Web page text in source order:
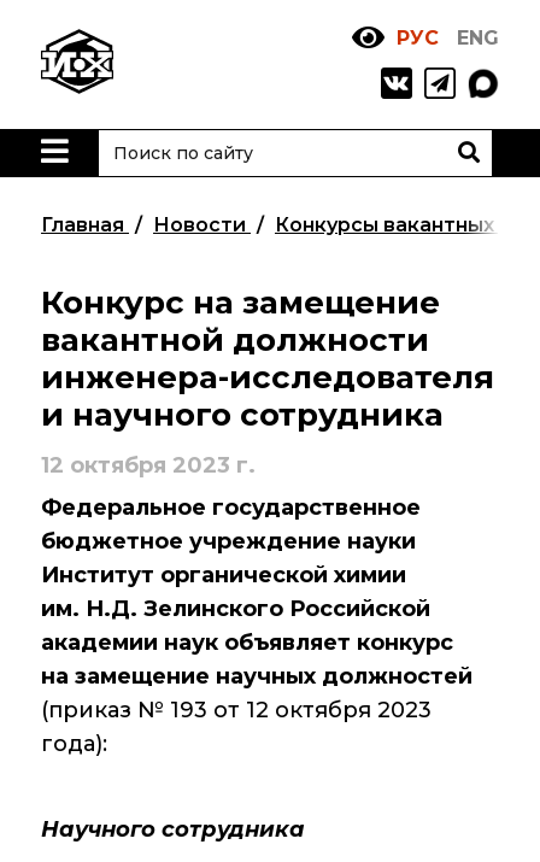
РУС ENG
Жизнь
моменты научной
деятельности
История ИОХ РАН
Администрация
института
Научные школы
Подразделения
Ученый совет ИОХ
РАН
Диссертационные
советы
Совет молодых
ученых ИОХ РАН
Центр
коллективного
органической химии
РАН (ЦКП ИОХ РАН)
Главная Новости Конкурсы вакантных
Конкурс на замещение
вакантной должности
инженера-исследователя
и научного сотрудника
12 октября 2023 г.
Федеральное государственное
бюджетное учреждение науки
Институт органической химии
им. Н.Д. Зелинского Российской
академии наук объявляет конкурс
на замещение научных должностей
(приказ № 193 от 12 октября 2023
года):
Научного сотрудника